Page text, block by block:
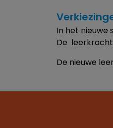
In het nieuwe
De
De nieuwe